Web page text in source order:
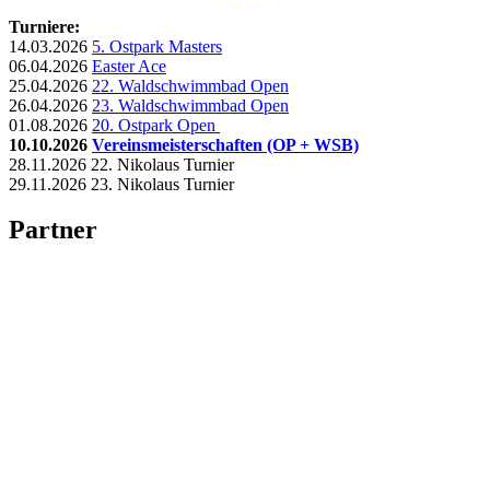
Turniere:
14.03.2026 5. Ostpark Masters
06.04.2026 Easter Ace
25.04.2026 22. Waldschwimmbad Open
26.04.2026 23. Waldschwimmbad Open
01.08.2026 20. Ostpark Open
10.10.2026 Vereinsmeisterschaften (OP + WSB)
28.11.2026 22. Nikolaus Turnier
29.11.2026 23. Nikolaus Turnier
Partner